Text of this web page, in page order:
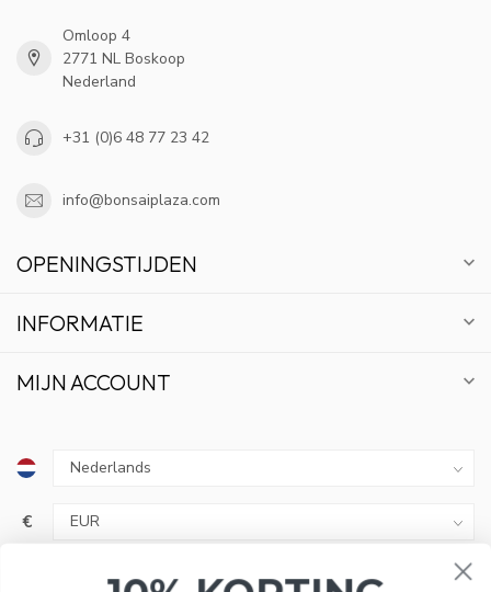
Omloop 4
2771 NL Boskoop
Nederland
+31 (0)6 48 77 23 42
info@bonsaiplaza.com
OPENINGSTIJDEN
INFORMATIE
MIJN ACCOUNT
€
ABONNEER OP ONZE NIEUWSBRIEF EN BLIJF OP